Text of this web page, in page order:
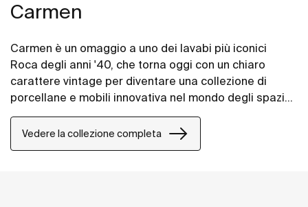
Carmen
Carmen è un omaggio a uno dei lavabi più iconici
Roca degli anni '40, che torna oggi con un chiaro
carattere vintage per diventare una collezione di
porcellane e mobili innovativa nel mondo degli spazi
bagno.
Vedere la collezione completa